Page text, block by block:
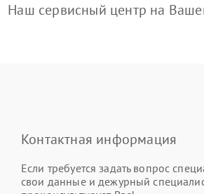
Наш сервисный центр на
Контактная информация
Если требуется задать вопрос
свои данные и дежурный